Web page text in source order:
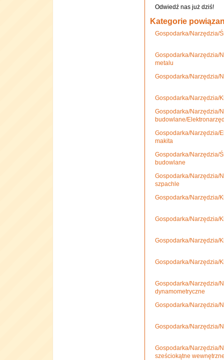
Odwiedź nas już dziś!
Kategorie
Gospodarka/Narzędzia/
Gospodarka/Narzędzia/
metalu
Gospodarka/Narzędzia/
Gospodarka/Narzędzia/
Gospodarka/Narzędzia/
budowlane/
Gospodarka/Narzędzia/
makita
Gospodarka/Narzędzia/
budowlane
Gospodarka/Narzędzia/
szpachle
Gospodarka/Narzędzia/
Gospodarka/Narzędzia/
Gospodarka/Narzędzia/
Gospodarka/Narzędzia/
Gospodarka/Narzędzia/
dynamometryczne
Gospodarka/Narzędzia/
Gospodarka/Narzędzia/
Gospodarka/Narzędzia/
sześciokątne